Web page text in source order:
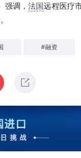
强调，法国远程医疗
#融资